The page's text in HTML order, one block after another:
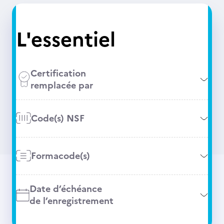
L'essentiel
Certification
remplacée par
Code(s) NSF
Formacode(s)
Date d’échéance
de l’enregistrement